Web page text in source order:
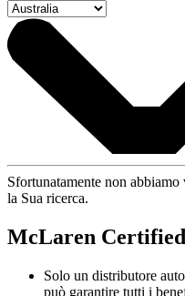
Sfortunatamente non
la Sua ricerca.
McLaren
Solo un distributore
può garantire tutti i